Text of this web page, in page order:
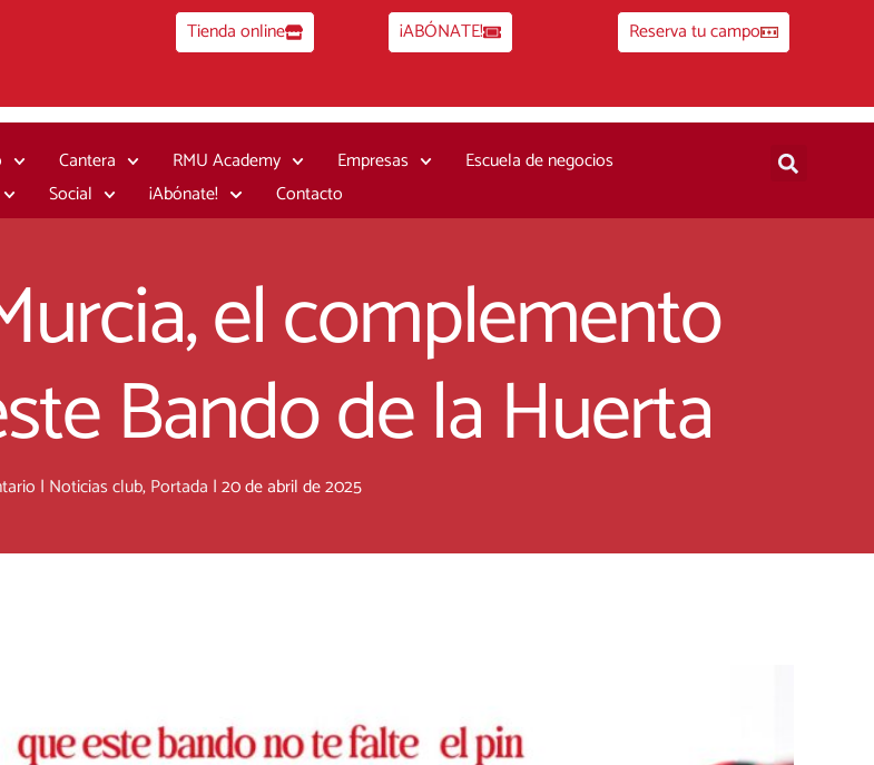
Tienda online ¡ABÓNATE! Reserva tu campo
Cantera RMU Academy Empresas
Escuela de negocios
Social ¡Abónate! Contacto
el complemento
Bando de la Huerta
| Noticias club,Portada |20 de abril de 2025